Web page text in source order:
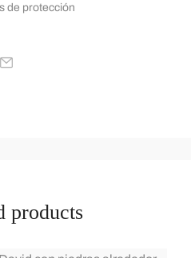
de protección
products